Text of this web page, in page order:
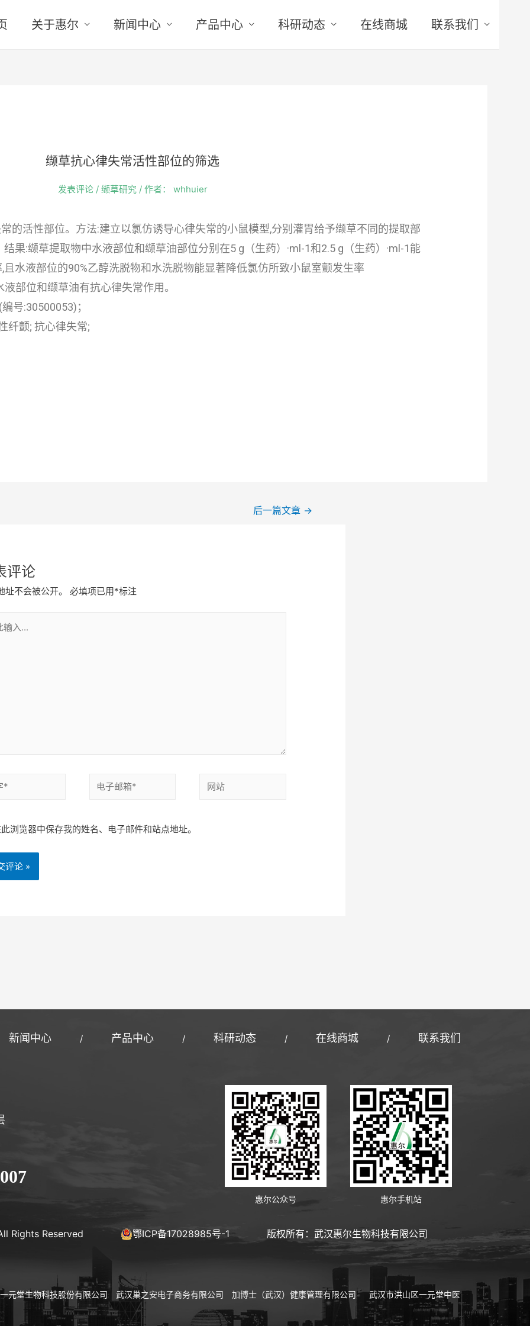
关于惠尔 新闻中心 产品中心 科研动态 在线商城 联系我们
缬草抗心律失常活性部位的筛选
发表评论 / 缬草研究/ 作者： whhuier
的活性部位。方法:建立以氯仿诱导心律失常的小鼠模型,分别灌胃给予缬草不同的提取部
果:缬草提取物中水液部位和缬草油部位分别在5 g（生药）·ml-1和2.5 g（生药）·ml-1能
水液部位的90%乙醇洗脱物和水洗脱物能显著降低氯仿所致小鼠室颤发生率
部位和缬草油有抗心律失常作用。
号:30500053)；
纤颤; 抗心律失常;
后一篇文章 →
评论
址不会被公开。 必填项已用*标注
浏览器中保存我的姓名、电子邮件和站点地址。
新闻中心 / 产品中心 / 科研动态 / 在线商城 / 联系我们
惠尔公众号 惠尔手机站
Rights Reserved 鄂ICP备17028985号-1 版权所有：武汉惠尔生物科技有限公司
元堂生物科技股份有限公司 武汉巢之安电子商务有限公司 加博士（武汉）健康管理有限公司 武汉市洪山区一元堂中医